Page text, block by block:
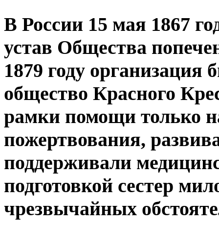
В России 15 мая 1867
устав Общества
1879 году организация
общество Красного
рамки помощи только
пожертвования,
поддерживали
подготовкой сестер
чрезвычайных